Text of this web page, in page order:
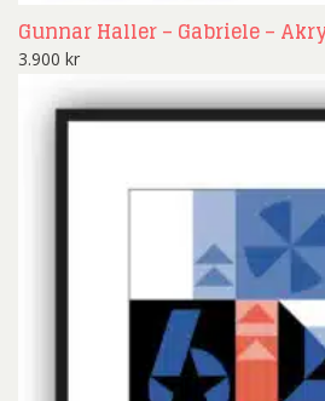
Gunnar Haller – Gabriele –
3.900 kr